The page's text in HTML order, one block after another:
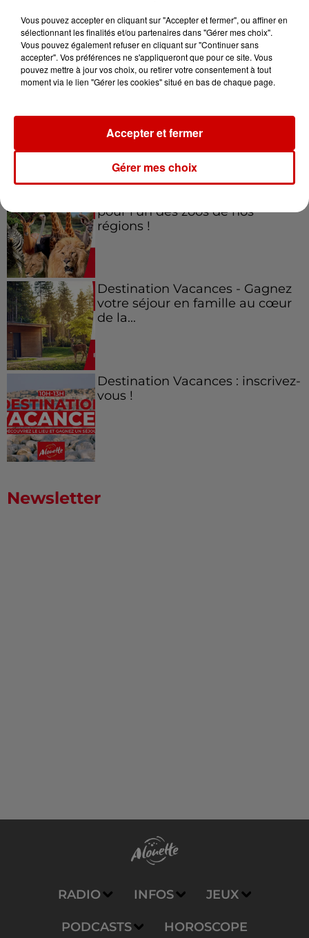
Jeux Voir plus
festival Marché Gourmand 2026
à Coulon !
pour l'un des zoos de nos
régions !
Destination Vacances - Gagnez
votre séjour en famille au cœur
de la...
Destination Vacances : inscrivez-
vous !
Newsletter
RADIO INFOS JEUX
PODCASTS HOROSCOPE
Vous pouvez accepter en cliquant sur "Accepter et fermer", ou affiner en
sélectionnant les finalités et/ou partenaires dans "Gérer mes choix".
Vous pouvez également refuser en cliquant sur "Continuer sans
accepter". Vos préférences ne s'appliqueront que pour ce site. Vous
pouvez mettre à jour vos choix, ou retirer votre consentement à tout
moment via le lien "Gérer les cookies" situé en bas de chaque page.
Gérer mes choix
Accepter et fermer